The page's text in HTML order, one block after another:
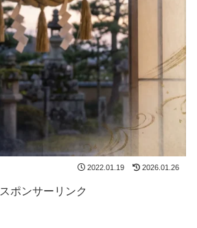
2022.01.19 2026.01.26
スポンサーリンク